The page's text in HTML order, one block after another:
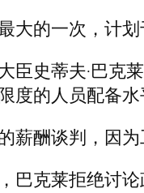
的一次，计划
臣史蒂夫·巴克
的人员配备水
薪酬谈判，因
巴克莱拒绝讨